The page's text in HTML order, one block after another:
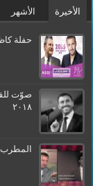
الأخيرة الأشهر
حفلة
صوّت
٢٠١٨
المطرب